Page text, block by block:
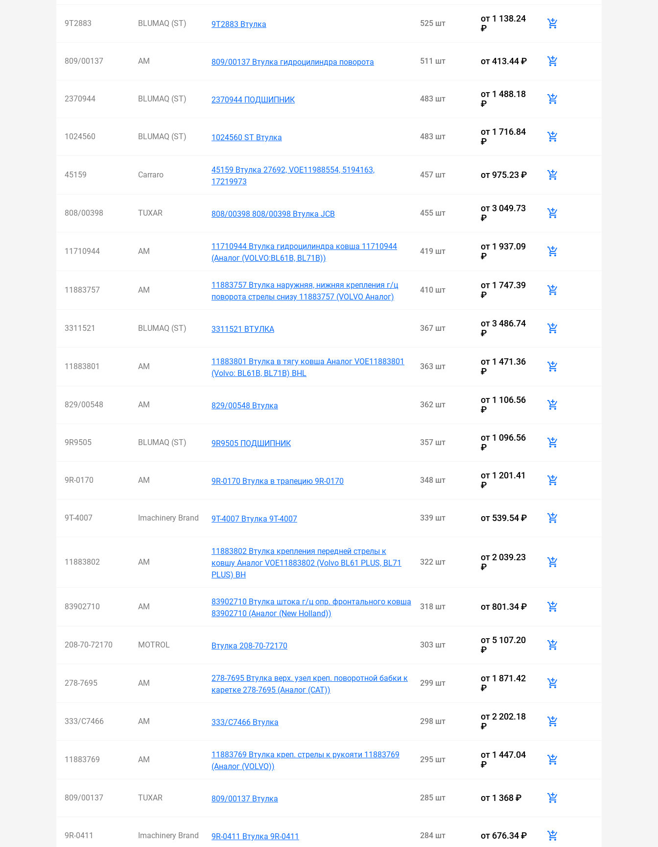
9T2883 BLUMAQ (ST) 9T2883 Втулка 525 шт от 1 138.24
₽
809/00137 AM 809/00137 Втулка гидроцилиндра поворота 511 шт от413.44 ₽
2370944 BLUMAQ (ST) 2370944 ПОДШИПНИК 483 шт от 1 488.18
₽
1024560 BLUMAQ (ST) 1024560 ST Втулка 483 шт от 1 716.84
₽
45159 Carraro
45159 Втулка 27692, VOE11988554, 5194163,
17219973
457 шт от975.23 ₽
808/00398 TUXAR 808/00398 808/00398 Втулка JCB 455 шт от3 049.73
₽
11710944 AM
11710944 Втулка гидроцилиндра ковша 11710944
(Аналог (VOLVO:BL61B, BL71B))
419 шт от 1 937.09
₽
11883757 AM
11883757 Втулка наружняя, нижняя крепления г/ц
поворота стрелы снизу 11883757 (VOLVO Аналог)
410 шт от 1 747.39
₽
3311521 BLUMAQ (ST) 3311521 ВТУЛКА 367 шт от3 486.74
₽
11883801 AM
11883801 Втулка в тягу ковша Аналог VOE11883801
(Volvo: BL61B, BL71B) BHL
363 шт от 1 471.36
₽
829/00548 AM 829/00548 Втулка 362 шт от 1 106.56
₽
9R9505 BLUMAQ (ST) 9R9505 ПОДШИПНИК 357 шт от 1 096.56
₽
9R-0170 AM 9R-0170 Втулка в трапецию 9R-0170 348 шт от 1 201.41
₽
9T-4007 Imachinery Brand 9T-4007 Втулка 9T-4007 339 шт от 539.54 ₽
11883802 AM
11883802 Втулка крепления передней стрелы к
ковшу Аналог VOE11883802 (Volvo BL61 PLUS, BL71
PLUS) BH
322 шт от2 039.23
₽
83902710 AM
83902710 Втулка штока г/ц опр. фронтального ковша
83902710 (Аналог (New Holland))
318 шт от 801.34 ₽
208-70-72170 MOTROL Втулка 208-70-72170 303 шт от 5 107.20
₽
278-7695 AM
278-7695 Втулка верх. узел креп. поворотной бабки к
каретке 278-7695 (Аналог (САТ))
299 шт от 1 871.42
₽
333/C7466 AM 333/C7466 Втулка 298 шт от2 202.18
₽
11883769 AM
11883769 Втулка креп. стрелы к рукояти 11883769
(Аналог (VOLVO))
295 шт от 1 447.04
₽
809/00137 TUXAR 809/00137 Втулка 285 шт от 1 368 ₽
9R-0411 Imachinery Brand 9R-0411 Втулка 9R-0411 284 шт от 676.34 ₽